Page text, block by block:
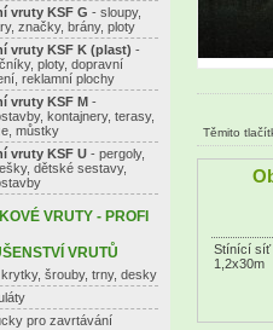
Těmito
Stínící síť
1,2x30m
vruty KSF G - sloupy,
značky, brány, ploty
vruty KSF K (plast) -
ploty, dopravní
reklamní plochy
vruty KSF M-
kontajnery, terasy,
můstky
vruty KSF U- pergoly,
dětské sestavy,
VRUTY - PROFI
VRUTŮ
šrouby, trny, desky
pro zavrtávání